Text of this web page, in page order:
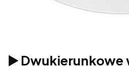
▶️ Dwukierunkowe